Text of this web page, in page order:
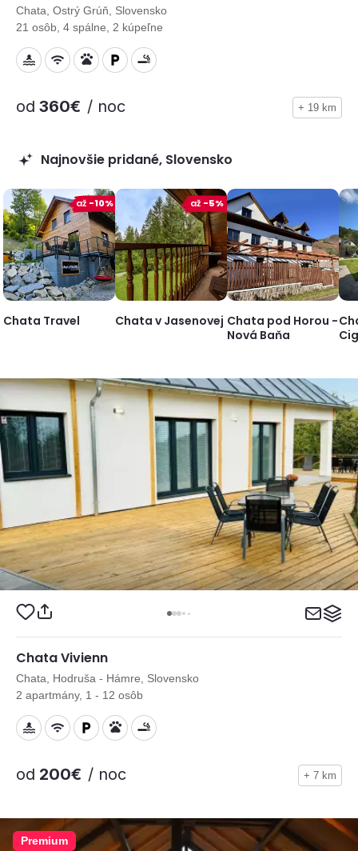
Chata, Ostrý Grúň, Slovensko
21 osôb, 4 spálne, 2 kúpeľne
od 360€ / noc + 19 km
Najnovšie pridané, Slovensko
Chata Travel
až -10%
Chata v Jasenovej
až -5%
Chata pod Horou -
Nová Baňa
Chata Vivienn
Chata, Hodruša - Hámre, Slovensko
2 apartmány, 1 - 12 osôb
od 200€ / noc + 7 km
Premium